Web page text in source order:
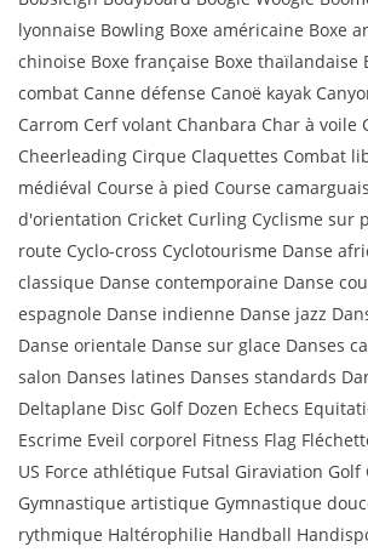
lyonnaise Bowling Boxe américaine Boxe
chinoise Boxe française Boxe thaïlandaise
combat Canne défense Canoë kayak
Carrom Cerf volant Chanbara Char à voile
Cheerleading Cirque Claquettes Combat
médiéval Course à pied Course
d'orientation Cricket Curling Cyclisme sur
route Cyclo-cross Cyclotourisme Danse
classique Danse contemporaine Danse
espagnole Danse indienne Danse jazz
Danse orientale Danse sur glace Danses
salon Danses latines Danses standards
Deltaplane Disc Golf Dozen Echecs
Escrime Eveil corporel Fitness Flag
US Force athlétique Futsal Giraviation
Gymnastique artistique Gymnastique
rythmique Haltérophilie Handball